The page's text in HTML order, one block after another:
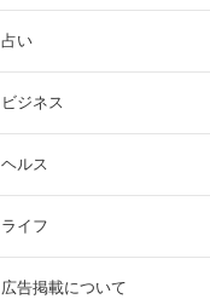
占い
ビジネス
ヘルス
ライフ
広告掲載について